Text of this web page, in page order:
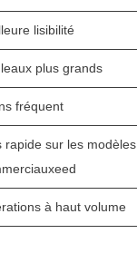
lisibilité
plus grands
fréquent
rapide sur les modèles
à haut volume